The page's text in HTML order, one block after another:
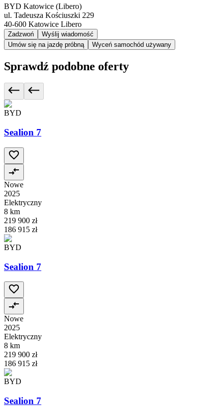
BYD Katowice (Libero)
ul. Tadeusza Kościuszki 229
40-600 Katowice Libero
Zadzwoń
Wyślij wiadomość
Umów się na jazdę próbną
Wyceń samochód używany
Sprawdź podobne oferty
BYD
Sealion 7
Nowe
2025
Elektryczny
8 km
219 900 zł
186 915 zł
BYD
Sealion 7
Nowe
2025
Elektryczny
8 km
219 900 zł
186 915 zł
BYD
Sealion 7